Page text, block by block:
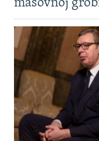
masovnoj